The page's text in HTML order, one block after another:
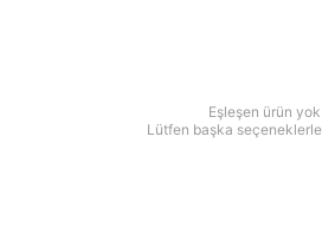
Eşleşen ürün yok
Lütfen başka